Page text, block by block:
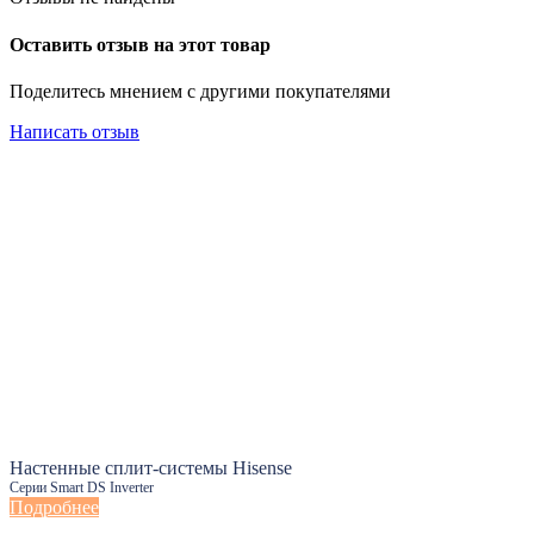
Оставить отзыв на этот товар
Поделитесь мнением с другими покупателями
Написать отзыв
Настенные сплит-системы Hisense
Серии Smart DS Inverter
Подробнее